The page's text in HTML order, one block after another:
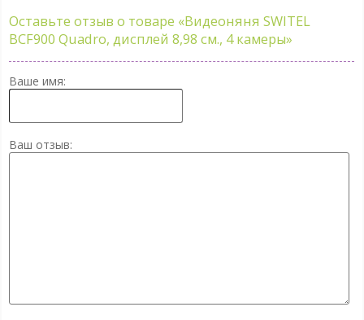
Оставьте отзыв о товаре «Видеоняня SWITEL
BCF900 Quadro, дисплей 8,98 см., 4 камеры»
Ваше имя:
Ваш отзыв: